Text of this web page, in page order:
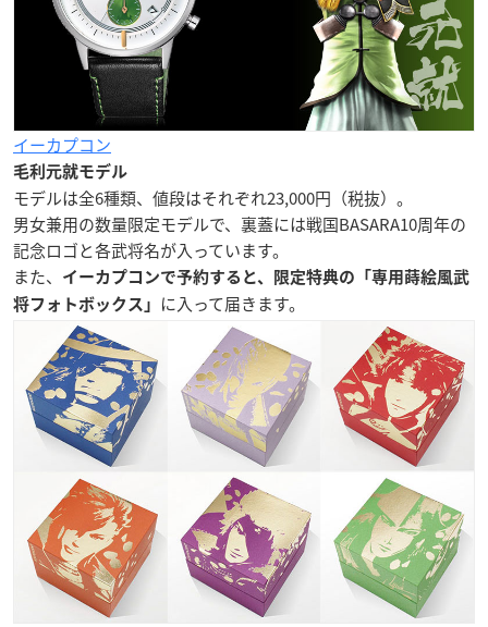
イーカプコン
毛利元就モデル
モデルは全6種類、値段はそれぞれ23,000円（税抜）。
男女兼用の数量限定モデルで、裏蓋には戦国BASARA10周年の
記念ロゴと各武将名が入っています。
また、
イーカプコンで予約すると、限定特典の「専用蒔絵風武
将フォトボックス」
に入って届きます。